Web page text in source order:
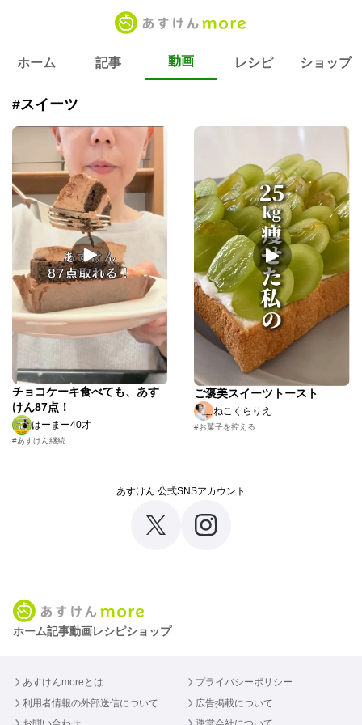
ホーム 記事 動画 レシピ ショップ
#スイーツ
チョコケーキ食べても、あす
けん87点！
はーまー40才
#あすけん継続
ご褒美スイーツトースト
ねこくらりえ
#お菓子を控える
あすけん 公式SNSアカウント
ホーム記事動画レシピショップ
あすけんmoreとは
プライバシーポリシー
利用者情報の外部送信について
広告掲載について